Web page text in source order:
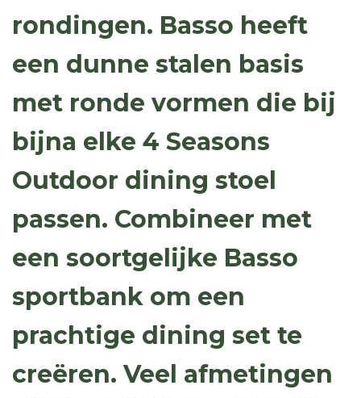
rondingen. Basso heeft
een dunne stalen basis
met ronde vormen die bij
bijna elke 4 Seasons
Outdoor dining stoel
passen. Combineer met
een soortgelijke Basso
sportbank om een
prachtige dining set te
creëren. Veel afmetingen